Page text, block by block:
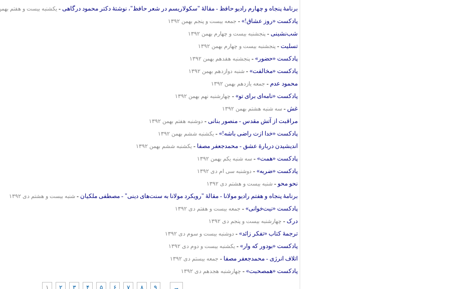
برنامهٔ پنجاه و چهارم رادیو حافظ - مقالهٔ "سکولاریسم در شعر حافظ"، نوشتهٔ دکتر محمود درگاهی - یکشنبه بیست و هفتم بهمن
پادکست «روز عشاق!» - جمعه بیست و پنجم بهمن ۱۳۹۲
شب‌نشینی - پنجشنبه بیست و چهارم بهمن ۱۳۹۲
تسلیت - پنجشنبه بیست و چهارم بهمن ۱۳۹۲
پادکست «حضور» - پنجشنبه هفدهم بهمن ۱۳۹۲
پادکست «مخالفت» - شنبه دوازدهم بهمن ۱۳۹۲
محمود عدم - جمعه یازدهم بهمن ۱۳۹۲
پادکست «نامه‌ای برای تو» - چهارشنبه نهم بهمن ۱۳۹۲
غش - سه شنبه هشتم بهمن ۱۳۹۲
مراقبت از آتش مقدس - منصور بنانی - دوشنبه هفتم بهمن ۱۳۹۲
پادکست «خدا ازت راضی باشه!» - یکشنبه ششم بهمن ۱۳۹۲
اندیشیدن دربارهٔ عشق - محمدجعفر مصفا - یکشنبه ششم بهمن ۱۳۹۲
پادکست «همت» - سه شنبه یکم بهمن ۱۳۹۲
پادکست «ضربه» - دوشنبه سی ام دی ۱۳۹۲
نحو محو - شنبه بیست و هشتم دی ۱۳۹۲
برنامهٔ پنجاه و هفتم رادیو مولانا - مقالهٔ "رویکرد مولانا به سنت‌های دینی‌" - مصطفی ملکیان - شنبه بیست و هشتم دی ۱۳۹۲
پادکست «نیت‌خوانی» - جمعه بیست و هفتم دی ۱۳۹۲
درک - چهارشنبه بیست و پنجم دی ۱۳۹۲
ترجمهٔ کتاب «تفکر زائد» - دوشنبه بیست و سوم دی ۱۳۹۲
پادکست «بودور که وار» - یکشنبه بیست و دوم دی ۱۳۹۲
اتلاف انرژی - محمدجعفر مصفا - جمعه بیستم دی ۱۳۹۲
پادکست «همصحبت» - چهارشنبه هجدهم دی ۱۳۹۲
۱ ۲ ۳ ۴ ۵ ۶ ۷ ۸ ۹ →